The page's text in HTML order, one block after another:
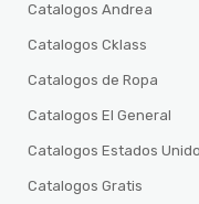
Catalogos Andrea
Catalogos Cklass
Catalogos de Ropa
Catalogos El General
Catalogos Estados
Catalogos Gratis